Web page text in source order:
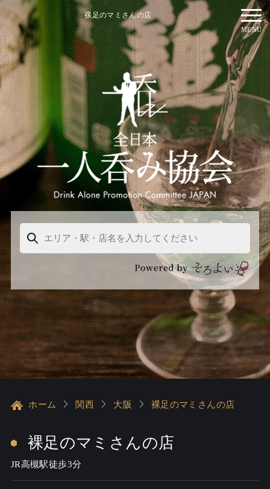
裸足のマミさんの店
MENU
ホーム 関西 大阪 裸足のマミさんの店
裸足のマミさんの店
JR高槻駅徒歩3分